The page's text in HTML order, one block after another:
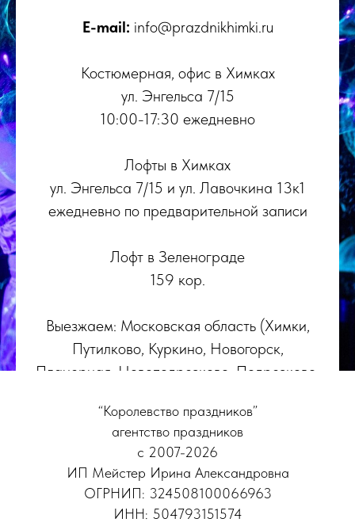
E-mail: info@prazdnikhimki.ru
Костюмерная, офис в Химках
ул. Энгельса 7/15
10:00-17:30 ежедневно
Лофты в Химках
ул. Энгельса 7/15 и ул. Лавочкина 13к1
ежедневно по предварительной записи
Лофт в Зеленограде
159 кор.
Выезжаем: Московская область (Химки,
Путилково, Куркино, Новогорск,
Планерная, Новоподрезково, Подрезково,
Красногорск) и Москва, Зеленоград,
Митино
“Королевство праздников”
агентство праздников
с 2007-2026
ИП Мейстер Ирина Александровна
ОГРНИП: 324508100066963
ИНН: 504793151574